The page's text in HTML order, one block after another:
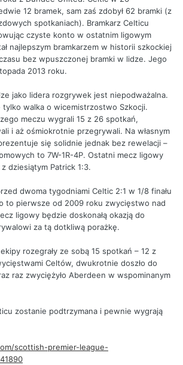
12 bramek, sam zaś zdobył 62 bramki (z
spotkaniach). Bramkarz Celticu
czyste konto w ostatnim ligowym
najlepszym bramkarzem w historii szkockiej
bez wpuszczonej bramki w lidze. Jego
2013 roku.
jako lidera rozgrywek jest niepodważalna.
walka o wicemistrzostwo Szkocji.
meczu wygrali 15 z 26 spotkań,
i aż ośmiokrotnie przegrywali. Na własnym
się solidnie jednak bez rewelacji –
to 7W-1R-4P. Ostatni mecz ligowy
dziesiątym Patrick 1:3.
dwoma tygodniami Celtic 2:1 w 1/8 finału
to pierwsze od 2009 roku zwycięstwo nad
ligowy będzie doskonałą okazją do
za tą dotkliwą porażkę.
rozegrały ze sobą 15 spotkań – 12 z
Celtów, dwukrotnie doszło do
raz zwyciężyło Aberdeen w wspominanym
zostanie podtrzymana i pewnie wygrają
scottish-premier-league-